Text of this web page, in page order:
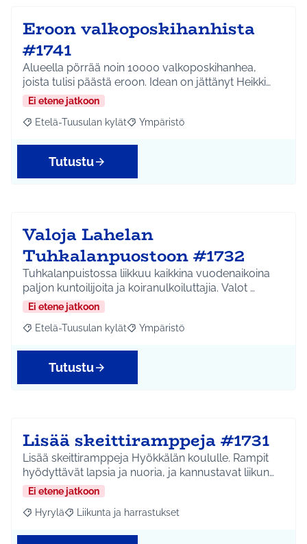
Eroon valkoposkihanhista
#1741
Alueella pörrää noin 10000 valkoposkihanhea,
joista tulisi päästä eroon. Idean on jättänyt Heikki…
Ei etene jatkoon
Rajaa tulokset aihepiirin mukaan: Etelä-Tuusulan kylät
Etelä-Tuusulan kylät Rajaa tulokset teeman mukaan:
Ympäristö
Tutustu
Valoja Lahelan
Tuhkalanpuostoon #1732
Tuhkalanpuistossa liikkuu kaikkina vuodenaikoina
paljon kuntoilijoita ja koiranulkoiluttajia. Valot …
Ei etene jatkoon
Rajaa tulokset aihepiirin mukaan: Etelä-Tuusulan kylät
Etelä-Tuusulan kylät Rajaa tulokset teeman mukaan:
Ympäristö
Tutustu
Lisää skeittiramppeja #1731
Lisää skeittiramppeja Hyökkälän koululle. Rampit
hyödyttävät lapsia ja nuoria, ja kannustavat liikun…
Ei etene jatkoon
Rajaa tulokset aihepiirin mukaan: Hyrylä
Hyrylä Rajaa tulokset teeman mukaan: Liikunta ja
Liikunta ja harrastukset